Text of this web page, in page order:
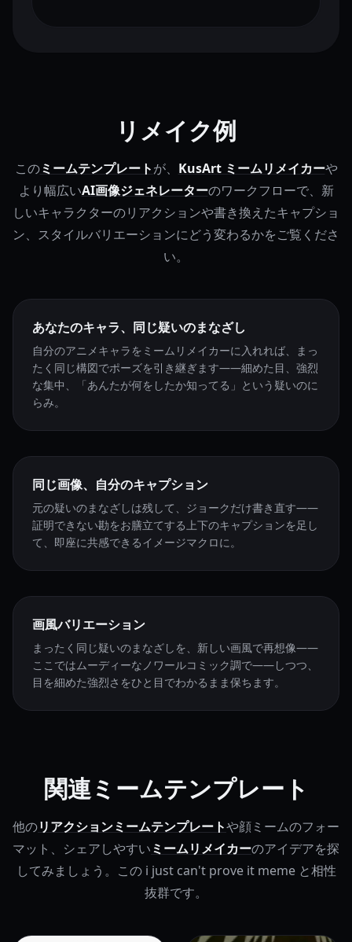
リメイク例
このミームテンプレートが、 KusArt ミームリメイカーや
より幅広いAI画像ジェネレーターのワークフローで、新
しいキャラクターのリアクションや書き換えたキャプショ
ン、スタイルバリエーションにどう変わるかをご覧くださ
い。
あなたのキャラ、同じ疑いのまなざし
自分のアニメキャラをミームリメイカーに入れれば、まっ
たく同じ構図でポーズを引き継ぎます——細めた目、強烈
な集中、「あんたが何をしたか知ってる」という疑いのに
らみ。
同じ画像、自分のキャプション
元の疑いのまなざしは残して、ジョークだけ書き直す——
証明できない勘をお膳立てする上下のキャプションを足し
て、即座に共感できるイメージマクロに。
画風バリエーション
まったく同じ疑いのまなざしを、新しい画風で再想像——
ここではムーディーなノワールコミック調で——しつつ、
目を細めた強烈さをひと目でわかるまま保ちます。
関連ミームテンプレート
他のリアクションミームテンプレートや顔ミームのフォー
マット、シェアしやすいミームリメイカーのアイデアを探
してみましょう。この i just can't prove it meme と相性
抜群です。